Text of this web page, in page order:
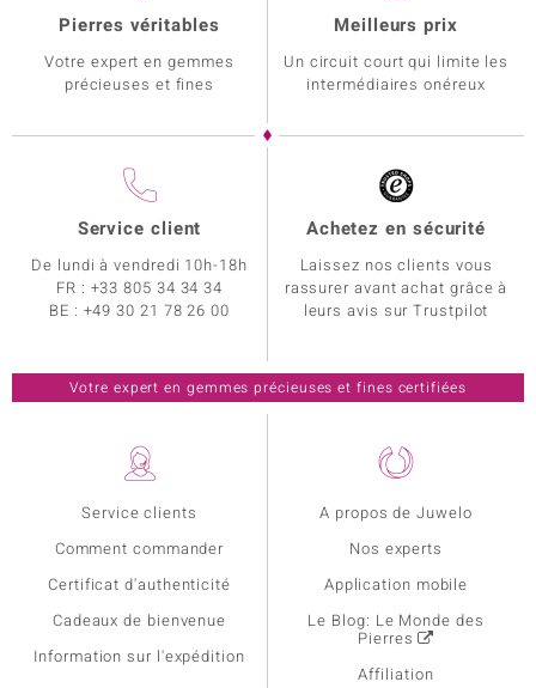
Service clients
Comment commander
Certificat d'authenticité
Cadeaux de bienvenue
Information sur l'expédition
A propos de Juwelo
Nos experts
Application mobile
Le Blog: Le Monde des
Pierres
Affiliation
Pierres véritables
Votre expert en gemmes
précieuses et fines
Meilleurs prix
Un circuit court qui limite les
intermédiaires onéreux
Service client
De lundi à vendredi 10h-18h
FR : +33 805 34 34 34
BE : +49 30 21 78 26 00
Achetez en sécurité
Laissez nos clients vous
rassurer avant achat grâce à
leurs avis sur Trustpilot
Votre expert en gemmes précieuses et fines certifiées